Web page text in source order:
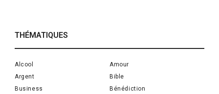
THÉMATIQUES
Alcool
Amour
Argent
Bible
Business
Bénédiction